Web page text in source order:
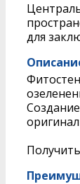
для